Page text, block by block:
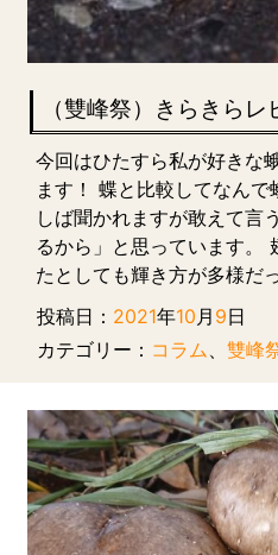
（雙峰祭）きらきらレ
今回はひたすら私が好きな
ます！ 蝶と比較してなん
しば聞かれますが敢えて言
るから」と思っています。
たとしても輝き方が多様だ
投稿日： 2021年10月 9日
カテゴリー： コラム、 雙峰